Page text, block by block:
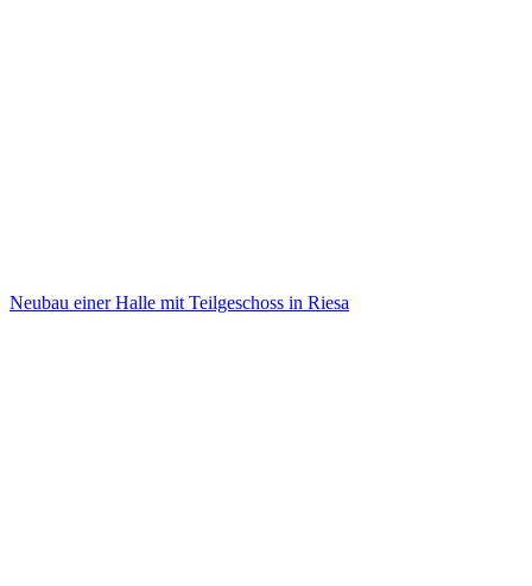
Neubau einer Halle mit Teilgeschoss in Riesa